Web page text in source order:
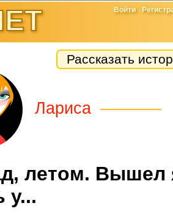
Войти
Рассказать
Лариса
летом. Вышел
у...